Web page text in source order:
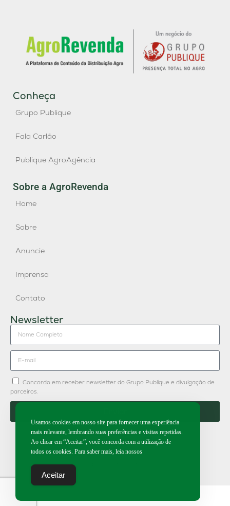
Conheça
Grupo Publique
Fala Carlão
Publique AgroAgência
Sobre a AgroRevenda
Home
Sobre
Anuncie
Imprensa
Contato
Newsletter
Concordo em receber newsletter do Grupo Publique e divulgação de
parceiros.
2026 | Todos os direitos reservados.
Usamos cookies em nosso site para fornecer uma experiência
mais relevante, lembrando suas preferências e visitas repetidas.
Ao clicar em “Aceitar”, você concorda com a utilização de
todos os cookies. Para saber mais, leia nossos
Aceitar